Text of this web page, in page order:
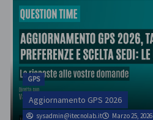
GPS
Aggiornamento GPS 2026
sysadmin@itecnolab.it Marzo 25, 2026